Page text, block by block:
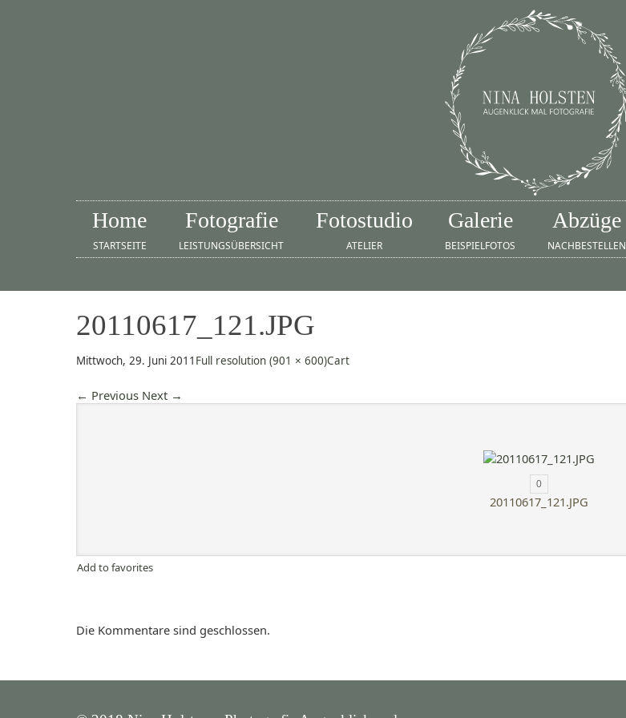
Home
STARTSEITE
Fotografie
LEISTUNGSÜBERSICHT
Fotostudio
ATELIER
Galerie
BEISPIELFOTOS
Abzüge
NACHBESTELLEN
20110617_121.JPG
Mittwoch, 29. Juni 2011 Full resolution (901 × 600)Cart
← Previous Next →
0
20110617_121.JPG
Add to favorites
Die Kommentare sind geschlossen.